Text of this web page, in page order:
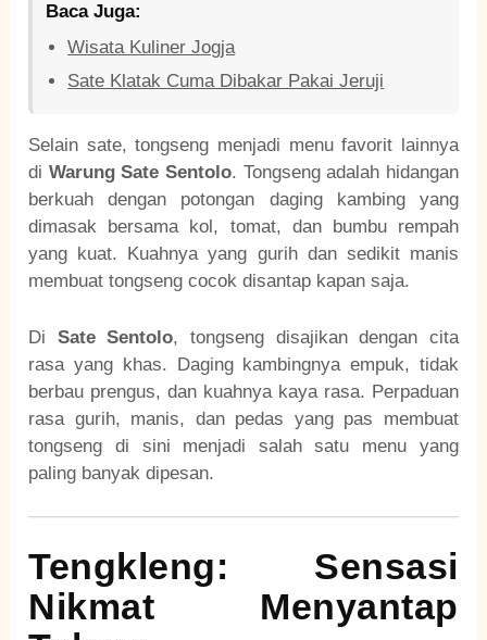
Baca Juga:
Wisata Kuliner Jogja
Sate Klatak Cuma Dibakar Pakai Jeruji
Selain sate, tongseng menjadi menu favorit lainnya
di Warung Sate Sentolo. Tongseng adalah hidangan
berkuah dengan potongan daging kambing yang
dimasak bersama kol, tomat, dan bumbu rempah
yang kuat. Kuahnya yang gurih dan sedikit manis
membuat tongseng cocok disantap kapan saja.
Di Sate Sentolo, tongseng disajikan dengan cita
rasa yang khas. Daging kambingnya empuk, tidak
berbau prengus, dan kuahnya kaya rasa. Perpaduan
rasa gurih, manis, dan pedas yang pas membuat
tongseng di sini menjadi salah satu menu yang
paling banyak dipesan.
Tengkleng: Sensasi
Nikmat Menyantap